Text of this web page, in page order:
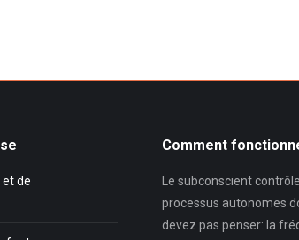
et de
Comment
Le subconscient
processus autonomes
devez pas penser: la